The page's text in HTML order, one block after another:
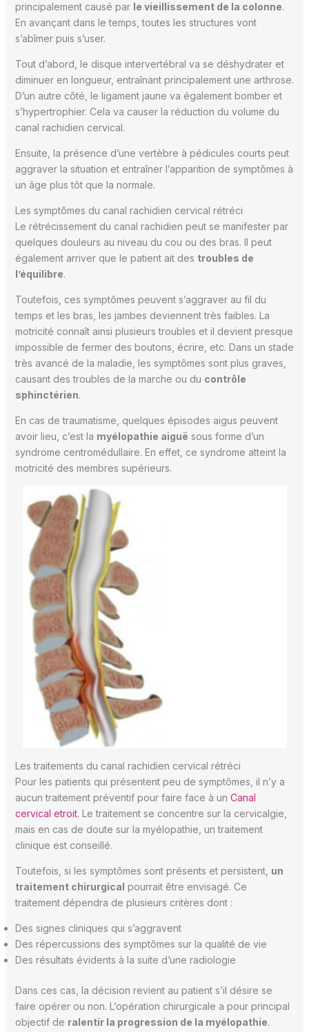
principalement causé par le vieillissement de la colonne.
En avançant dans le temps, toutes les structures vont
s’abîmer puis s’user.
Tout d’abord, le disque intervertébral va se déshydrater et
diminuer en longueur, entraînant principalement une arthrose.
D’un autre côté, le ligament jaune va également bomber et
s’hypertrophier. Cela va causer la réduction du volume du
canal rachidien cervical.
Ensuite, la présence d’une vertèbre à pédicules courts peut
aggraver la situation et entraîner l’apparition de symptômes à
un âge plus tôt que la normale.
Les symptômes du canal rachidien cervical rétréci
Le rétrécissement du canal rachidien peut se manifester par
quelques douleurs au niveau du cou ou des bras. Il peut
également arriver que le patient ait des troubles de
l’équilibre.
Toutefois, ces symptômes peuvent s’aggraver au fil du
temps et les bras, les jambes deviennent très faibles. La
motricité connaît ainsi plusieurs troubles et il devient presque
impossible de fermer des boutons, écrire, etc. Dans un stade
très avancé de la maladie, les symptômes sont plus graves,
causant des troubles de la marche ou du contrôle
sphinctérien.
En cas de traumatisme, quelques épisodes aigus peuvent
avoir lieu, c’est la myélopathie aiguë sous forme d’un
syndrome centromédullaire. En effet, ce syndrome atteint la
motricité des membres supérieurs.
Les traitements du canal rachidien cervical rétréci
Pour les patients qui présentent peu de symptômes, il n’y a
aucun traitement préventif pour faire face à un Canal
cervical etroit. Le traitement se concentre sur la cervicalgie,
mais en cas de doute sur la myélopathie, un traitement
clinique est conseillé.
Toutefois, si les symptômes sont présents et persistent, un
traitement chirurgical pourrait être envisagé. Ce
traitement dépendra de plusieurs critères dont :
Des signes cliniques qui s’aggravent
Des répercussions des symptômes sur la qualité de vie
Des résultats évidents à la suite d’une radiologie
Dans ces cas, la décision revient au patient s’il désire se
faire opérer ou non. L’opération chirurgicale a pour principal
objectif de ralentir la progression de la myélopathie.